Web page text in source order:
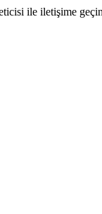
ile iletişime